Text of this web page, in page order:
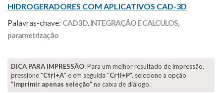
HIDROGERADORES COM APLICATIVOS CAD-3D
Palavras-chave: CAD 3D, INTEGRAÇÃO E CALCULOS,
parametrização
DICA PARA IMPRESSÃO: Para um melhor resultado de impressão,
pressione "Ctrl+A" e em seguida "Crtl+P", selecione a opção
"Imprimir apenas seleção" na caixa de diálogo.